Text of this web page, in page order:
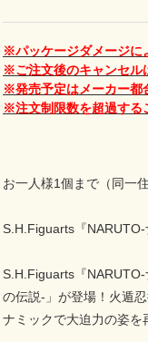
※パッケージダメージに
※ご注文後のキャンセル
※発売予定はメーカー都
※注文制限数を超過する
お一人様1個まで（同一
S.H.Figuarts『
S.H.Figuarts『
の伝説-」が登場！火遁
ナミックで大迫力の姿を